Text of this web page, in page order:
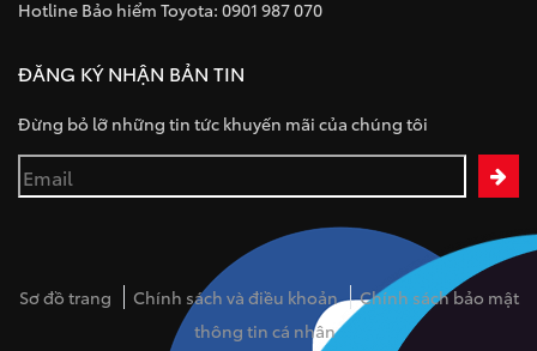
Hotline Bảo hiểm Toyota: 0901 987 070
ĐĂNG KÝ NHẬN BẢN TIN
Đừng bỏ lỡ những tin tức khuyến mãi của chúng tôi
Sơ đồ trang Chính sách và điều khoản
Chính sách bảo mật
thông tin cá nhân